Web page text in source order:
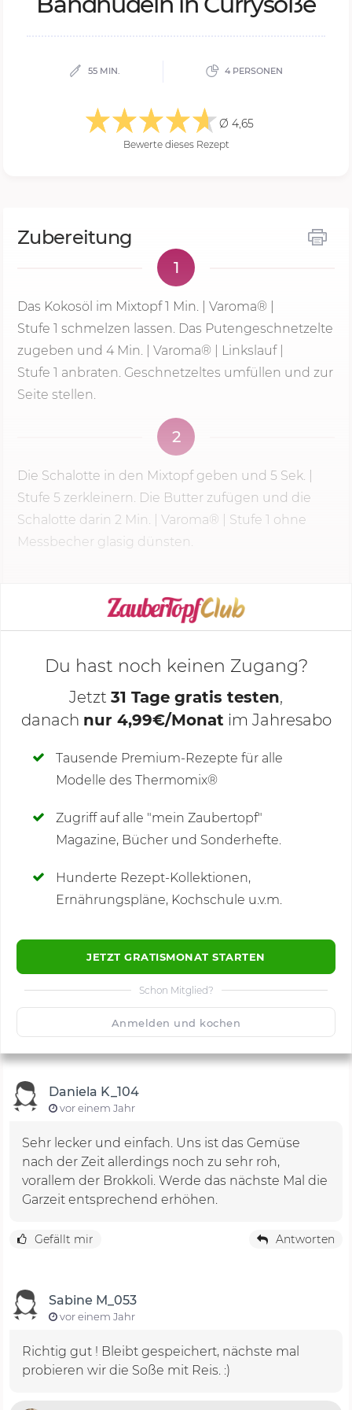
55 MIN. 4 PERSONEN
Ø 4,65
Bewerte dieses Rezept
Zubereitung
1
Das Kokosöl im Mixtopf1 Min. | Varoma® |
Stufe 1 schmelzen lassen. Das Putengeschnetzelte
zugeben und 4 Min. | Varoma® | Linkslauf |
Stufe 1 anbraten. Geschnetzeltes umfüllen und zur
Seite stellen.
2
Die Schalotte in den Mixtopf geben und 5 Sek.
Stufe 5 zerkleinern. Die Butter zufügen und die
Schalotte darin 2 Min. | Varoma® | Stufe 1 ohne
Messbecher glasig dünsten.
KOCHMODUS STARTEN
Deine Notizen
Du hast noch keinen Zugang?
Jetzt 31 Tage gratis testen,
danach nur 4,99€/Monat im Jahresabo
Tausende Premium-Rezepte für alle
Modelle des Thermomix®
Zugriff auf alle "mein Zaubertopf"
Magazine, Bücher und Sonderhefte.
Hunderte Rezept-Kollektionen,
Ernährungspläne, Kochschule u.v.m.
JETZT GRATISMONAT STARTEN
Schon Mitglied?
Anmelden und kochen
Kommentare(9)
🙂 1500 Speichern
Daniela K_104
vor einem Jahr
Sehr lecker und einfach. Uns ist das Gemüse
nach der Zeit allerdings noch zu sehr roh,
vorallem der Brokkoli. Werde das nächste Mal die
Garzeit entsprechend erhöhen.
Gefällt mir Antworten
Sabine M_053
vor einem Jahr
Richtig gut ! Bleibt gespeichert, nächste mal
probieren wir die Soße mit Reis. :)